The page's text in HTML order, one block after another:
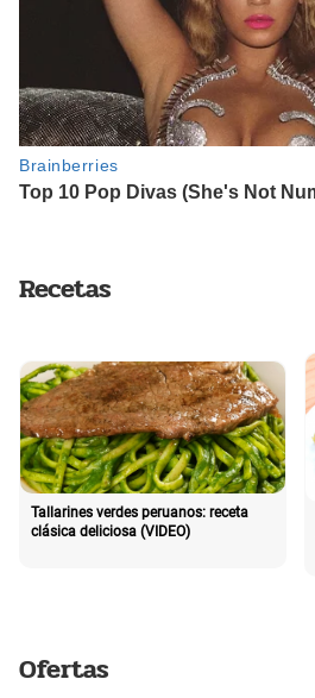
Recetas
Tallarines verdes peruanos: receta
clásica deliciosa (VIDEO)
Ofertas